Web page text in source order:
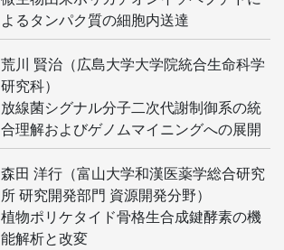
よるタンパク質の細胞内送達
荒川 賢治（広島大学大学院統合生命科学
研究科）
放線菌シグナル分子二次代謝制御系の統
合理解およびゲノムマイニングへの展開
森田 洋行（富山大学和漢医薬学総合研究
所 研究開発部門 資源開発分野）
植物ポリケタイド骨格生合成鍵酵素の機
能解析と改変